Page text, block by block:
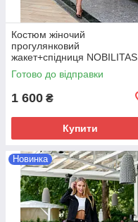
Костюм жіночий
прогулянковий
жакет+спiдниця NOBILITAS
42-52 коричневого кольору
Готово до відправки
1 600 ₴
Купити
Новинка